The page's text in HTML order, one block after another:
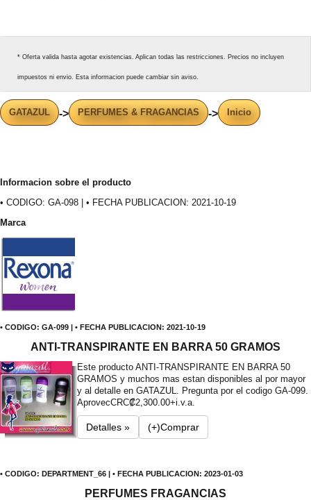
* Oferta valida hasta agotar existencias. Aplican todas las restricciones. Precios no incluyen
impuestos ni envio. Esta informacion puede cambiar sin aviso.
GATAZUL -> PERFUMES & FRAGANCIAS -> Inicio
Informacion sobre el producto
• CODIGO: GA-098 | • FECHA PUBLICACION: 2021-10-19
Marca
• CODIGO: GA-099 | • FECHA PUBLICACION: 2021-10-19
ANTI-TRANSPIRANTE EN BARRA 50 GRAMOS
Este producto ANTI-TRANSPIRANTE EN BARRA 50
GRAMOS y muchos mas estan disponibles al por mayor
y al detalle en GATAZUL. Pregunta por el codigo GA-099.
AprovecCRC₡2,300.00+i.v.a.
Detalles » (+)Comprar
• CODIGO: DEPARTMENT_66 | • FECHA PUBLICACION: 2023-01-03
PERFUMES FRAGANCIAS